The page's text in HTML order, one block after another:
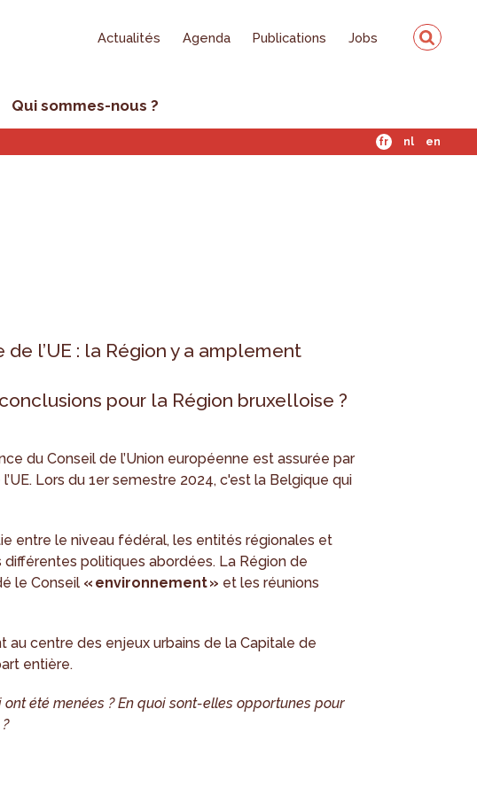
Actualités Agenda Publications Jobs
Qui sommes-nous ?
fr nl en
l’UE : la Région y a amplement
pour la Région bruxelloise ?
du Conseil de l’Union européenne est assurée par
Lors du 1er semestre 2024, c'est la Belgique qui
entre le niveau fédéral, les entités régionales et
politiques abordées. La Région de
le Conseil « environnement » et les réunions
au centre des enjeux urbains de la Capitale de
entière.
été menées ? En quoi sont-elles opportunes pour